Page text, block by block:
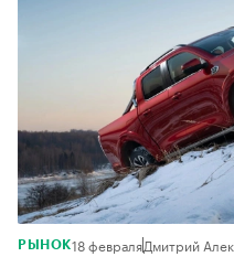
РЫНОК18 февраляДмитрий